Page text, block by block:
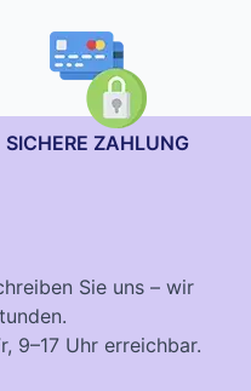
SICHERE ZAHLUNG
Sie uns – wir
9–17 Uhr erreichbar.